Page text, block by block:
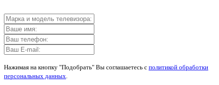
Нажимая на кнопку "Подобрать" Вы соглашаетесь с политикой обработки
персональных данных.